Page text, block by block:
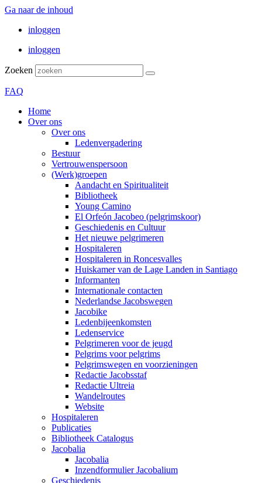
Ga naar de inhoud
inloggen
inloggen
Zoeken
FAQ
Home
Over ons
Over ons
Ledenvergadering
Bestuur
Vertrouwenspersoon
(Werk)groepen
Aandacht en Spiritualiteit
Bibliotheek
Young Camino
El Orfeón Jacobeo (pelgrimskoor)
Geschiedenis en Cultuur
Het nieuwe pelgrimeren
Hospitaleren
Hospitaleren in Roncesvalles
Huiskamer van de Lage Landen in Santiago
Informanten
Internationale contacten
Nederlandse Jacobswegen
Jacobike
Ledenbijeenkomsten
Ledenservice
Pelgrimeren voor de jeugd
Pelgrims voor pelgrims
Pelgrimswegen en voorzieningen
Redactie Jacobsstaf
Redactie Ultreia
Wandelroutes
Website
Hospitaleren
Publicaties
Bibliotheek Catalogus
Jacobalia
Jacobalia
Inzendformulier Jacobalium
Geschiedenis